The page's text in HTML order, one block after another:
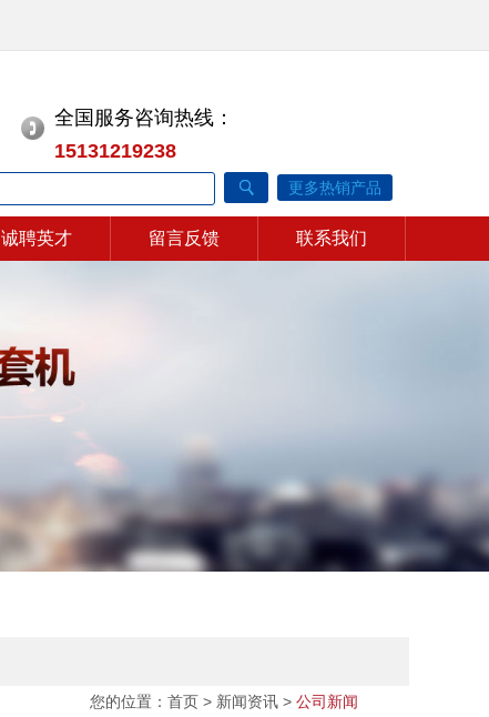
全国服务咨询热线：
15131219238
更多热销产品
诚聘英才 留言反馈 联系我们
您的位置： 首页 > 新闻资讯 > 公司新闻